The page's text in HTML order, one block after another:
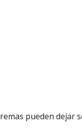
pueden dejar